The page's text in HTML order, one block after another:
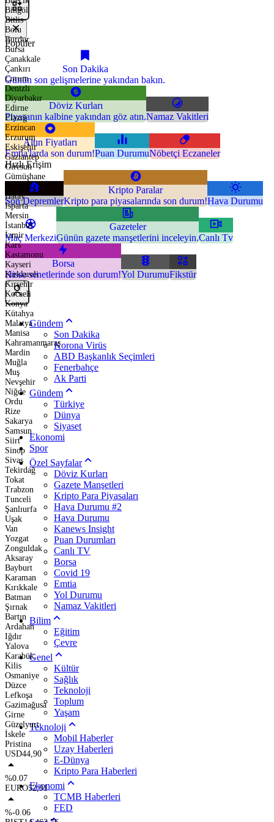
Bingöl
Bitlis
Bolu
Burdur
Bursa
Çanakkale
Çankırı
Çorum
Denizli
Diyarbakır
Edirne
Elazığ
Erzincan
Erzurum
Eskişehir
Gaziantep
Giresun
Gümüşhane
Hakkari
Hatay
Isparta
Mersin
İstanbul
İzmir
Kars
Kastamonu
Kayseri
Kırklareli
Kırşehir
Kocaeli
Konya
Kütahya
Malatya
Manisa
Kahramanmaraş
Mardin
Muğla
Muş
Nevşehir
Niğde
Ordu
Rize
Sakarya
Samsun
Siirt
Sinop
Sivas
Tekirdağ
Tokat
Trabzon
Tunceli
Şanlıurfa
Uşak
Van
Yozgat
Zonguldak
Aksaray
Bayburt
Karaman
Kırıkkale
Batman
Şırnak
Bartın
Ardahan
Iğdır
Yalova
Karabük
Kilis
Osmaniye
Düzce
Lefkoşa
Gazimağusa
Girne
Güzelyurt
İskele
Pristina
USD44,90
%0.07
EURO52,91
%-0.06
Popüler
Son Dakika
Günün son gelişmelerine yakından bakın.
Döviz Kurları
Piyasanın kalbine yakından göz atın.Namaz Vakitleri
Altın Fiyatları
Emtia'larda son durum!Puan DurumuNöbetçi Eczaneler
Hızlı Erişim
Son Depremler
Kripto Paralar
Kripto para piyasalarında son durum!Hava Durumu
Maç Merkezi
Gazeteler
Günün gazete manşetlerini inceleyin.Canlı Tv
Borsa
Hisse senetlerinde son durum!Yol DurumuFikstür
Gündem
Son Dakika
Korona Virüs
ABD Başkanlık Seçimleri
Fenerbahçe
Ak Parti
Gündem
Türkiye
Dünya
Siyaset
Ekonomi
Spor
Özel Sayfalar
Döviz Kurları
Gazete Manşetleri
Kripto Para Piyasaları
Hava Durumu #2
Hava Durumu
Kanews Insight
Puan Durumları
Canlı TV
Borsa
Covid 19
Emtia
Yol Durumu
Namaz Vakitleri
Bilim
Eğitim
Çevre
Genel
Kültür
Sağlık
Teknoloji
Toplum
Yaşam
Teknoloji
Mobil Haberler
Uzay Haberleri
E-Dünya
Kripto Para Haberleri
Ekonomi
TCMB Haberleri
FED